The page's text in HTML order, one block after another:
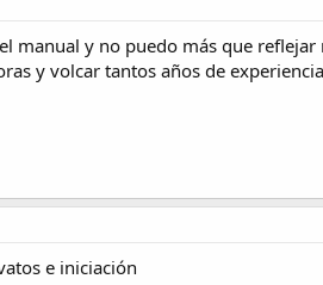
manual y no puedo más que
y volcar tantos años de
e iniciación